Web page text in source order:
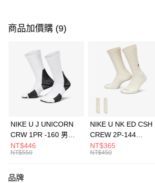
信用卡一次付款
3 期 0 利率 每期
合作金庫商業銀行
第一商業銀行
華南商業銀行
彰化商業銀行
上海商業儲蓄銀行
元大商業銀行
Apple Pay
全盈+PAY
AFTEE先享後付
【關於「AFTEE先享後付」】
商品加價購 (9)
NIKE U J UNICORN
CRW 1PR -160 男女
中統襪 FZ3393100
NT$446
NT$550
NIKE U NK ED CSH
CREW 2P-144
EMBRDY 男女 短統襪
FZ3073133
NT$365
NT$450
品牌